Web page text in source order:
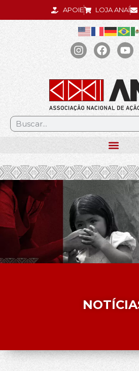
APOIE LOJA ANAÍ
.